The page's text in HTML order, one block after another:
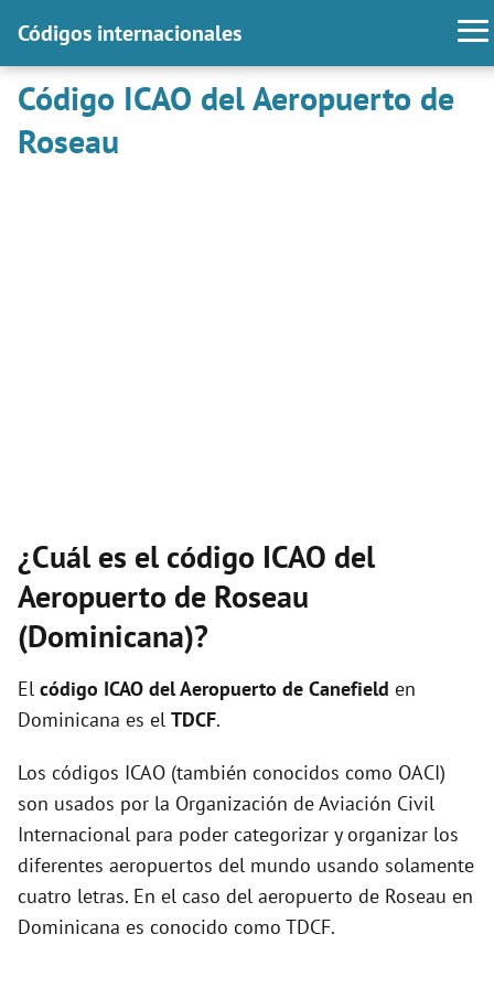
Códigos internacionales
Código ICAO del Aeropuerto de
Roseau
¿Cuál es el código ICAO del
Aeropuerto de Roseau
(Dominicana)?
El código ICAO delAeropuerto de Canefield en
Dominicana es el TDCF.
Los códigos ICAO (también conocidos como OACI)
son usados por la Organización de Aviación Civil
Internacional para poder categorizar y organizar los
diferentes aeropuertos del mundo usando solamente
cuatro letras. En el caso del aeropuerto de Roseau en
Dominicana es conocido como TDCF.